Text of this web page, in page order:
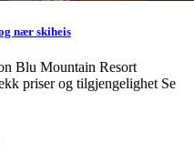
nær skiheis
Blu Mountain Resort
priser og tilgjengelighet Se